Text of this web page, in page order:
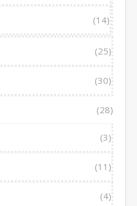
(14)
(25)
(30)
(28)
(3)
(11)
(4)